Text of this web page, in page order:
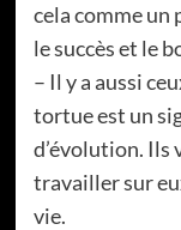
cela comme un
le succès et le
– Il y a aussi
tortue est un
d’évolution. Ils
travailler sur
vie.